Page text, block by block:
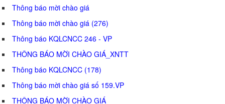
Thông báo mời chào giá
Thông báo mời chào giá (276)
Thông báo KQLCNCC 246 - VP
THÔNG BÁO MỜI CHÀO GIÁ_XNTT
Thông báo KQLCNCC (178)
Thông báo mời chào giá số 159.VP
THÔNG BÁO MỜI CHÀO GIÁ